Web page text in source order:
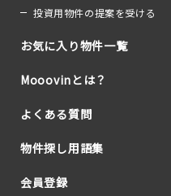
投資用物件の提案を受ける
お気に入り物件一覧
Mooovinとは？
よくある質問
物件探し用語集
会員登録